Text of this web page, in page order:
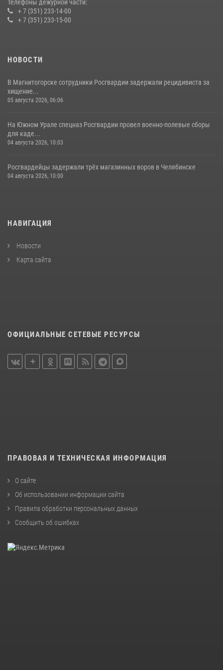
Телефоны дежурной части:
+ 7 (351) 233-14-00
+ 7 (351) 233-15-00
НОВОСТИ
В Магнитогорске сотрудники Росгвардии задержали рецидивиста за
хищение...
05 августа 2026, 06:06
На Южном Урале спецназ Росгвардии провел военно-полевые сборы
для каде...
04 августа 2026, 10:03
Росгвардейцы задержали трёх магазинных воров в Челябинске
04 августа 2026, 10:00
НАВИГАЦИЯ
Новости
Карта сайта
ОФИЦИАЛЬНЫЕ СЕТЕВЫЕ РЕСУРСЫ
ПРАВОВАЯ И ТЕХНИЧЕСКАЯ ИНФОРМАЦИЯ
О сайте
Об использовании информации сайта
Правила обработки персональных данных
Сообщить об ошибках